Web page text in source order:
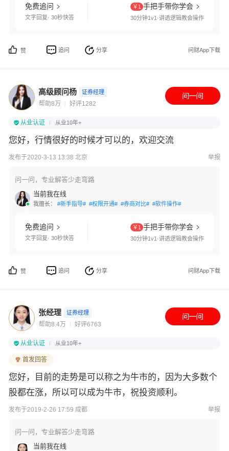
免费追问
文字回复· 30秒快答
￥1 手把手带你学会
30分钟1v1·讲透逻辑教会操作
赞 追问 分享 问财App下载
高级顾问杨 证券经理
帮助8万 好评1282
从业认证 从业10年+
您好，行情很好的时候才可以的，欢迎交流
发布于2020-3-13 13:38 北京 举报
问一问，专业解答少走弯路
当前我在线
我擅长： #新手指导# #权限开通# #券商对比# #软件操作#
免费追问
文字回复· 30秒快答
￥1 手把手带你学会
30分钟1v1·讲透逻辑教会操作
赞 追问 分享 问财App下载
张经理 证券经理
帮助8.4万 好评6763
从业认证 从业10年+
首发回答
您好，目前的走势是可以称之为牛市的，因为大多数个
股都在涨，所以可以成为牛市，祝投资顺利。
发布于2019-2-26 17:59 成都 举报
问一问，专业解答少走弯路
当前我在线